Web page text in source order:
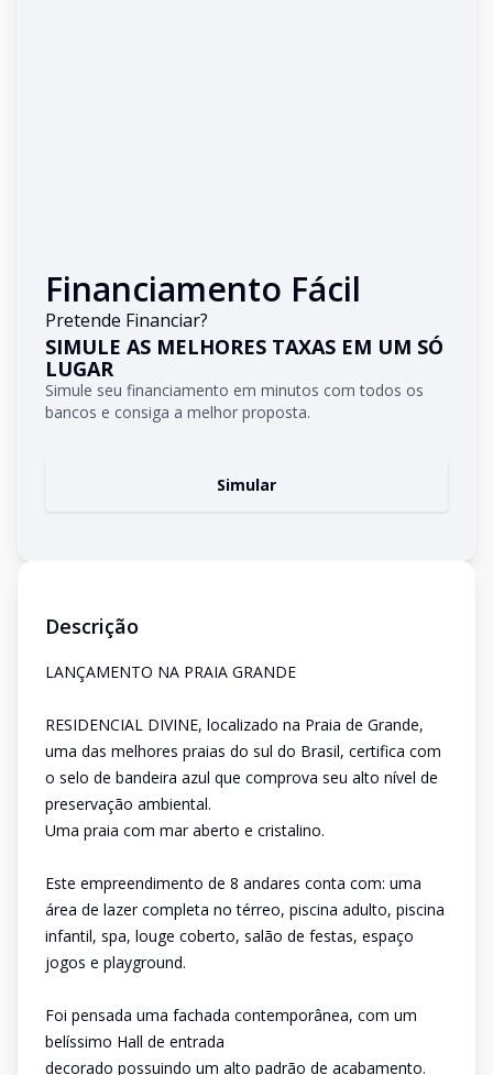
Financiamento Fácil
Pretende Financiar?
SIMULE AS MELHORES TAXAS EM UM SÓ
LUGAR
Simule seu financiamento em minutos com todos os
bancos e consiga a melhor proposta.
Simular
Descrição
LANÇAMENTO NA PRAIA GRANDE
RESIDENCIAL DIVINE, localizado na Praia de Grande,
uma das melhores praias do sul do Brasil, certifica com
o selo de bandeira azul que comprova seu alto nível de
preservação ambiental.
Uma praia com mar aberto e cristalino.
Este empreendimento de 8 andares conta com: uma
área de lazer completa no térreo, piscina adulto, piscina
infantil, spa, louge coberto, salão de festas, espaço
jogos e playground.
Foi pensada uma fachada contemporânea, com um
belíssimo Hall de entrada
decorado possuindo um alto padrão de acabamento.